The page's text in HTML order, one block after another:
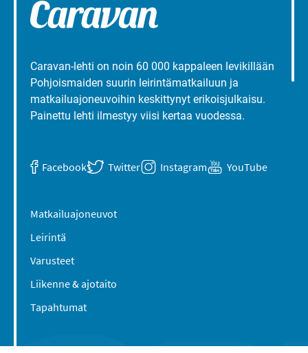
Caravan-lehti on noin 60 000 kappaleen levikillään
Pohjoismaiden suurin leirintämatkailuun ja
matkailuajoneuvoihin keskittynyt erikoisjulkaisu.
Painettu lehti ilmestyy viisi kertaa vuodessa.
Facebook Twitter Instagram YouTube
Matkailuajoneuvot
Leirintä
Varusteet
Liikenne & ajotaito
Tapahtumat